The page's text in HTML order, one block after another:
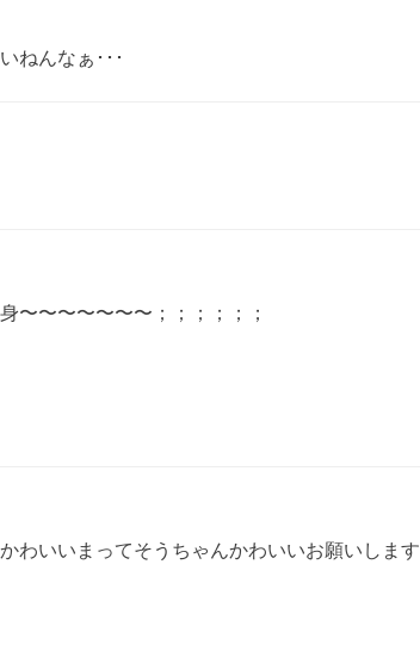
ねんなぁ･･･
〜〜〜〜〜〜〜；；；；；；
わいいまってそうちゃんかわいいお願いします